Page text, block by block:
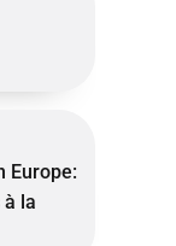
Europe:
la